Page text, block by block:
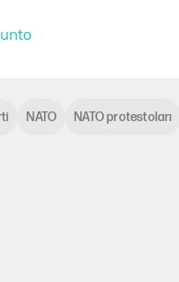
NATO NATO protestoları